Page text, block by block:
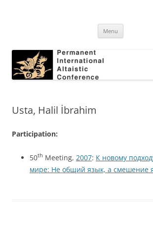
Conference
Menu
Usta, Halil İbrahim
Participation:
50th Meeting, 2007: К новому
мире: Не общий язык, а смешение